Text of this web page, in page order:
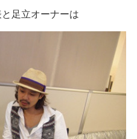
足立オーナーは